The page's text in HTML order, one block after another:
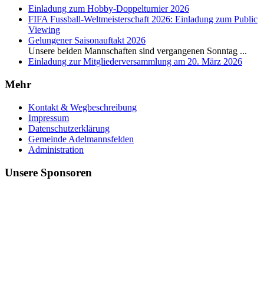
Einladung zum Hobby-Doppelturnier 2026
FIFA Fussball-Weltmeisterschaft 2026: Einladung zum Public
Viewing
Gelungener Saisonauftakt 2026
Unsere beiden Mannschaften sind vergangenen Sonntag ...
Einladung zur Mitgliederversammlung am 20. März 2026
Mehr
Kontakt & Wegbeschreibung
Impressum
Datenschutzerklärung
Gemeinde Adelmannsfelden
Administration
Unsere Sponsoren